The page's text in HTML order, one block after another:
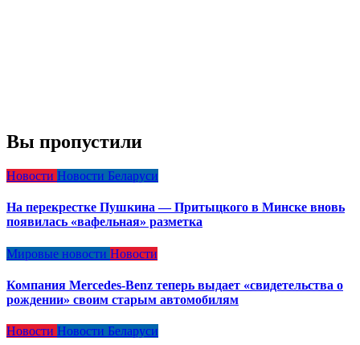
Вы пропустили
Новости Новости Беларуси
На перекрестке Пушкина — Притыцкого в Минске вновь
появилась «вафельная» разметка
Мировые новости Новости
Компания Mercedes-Benz теперь выдает «свидетельства о
рождении» своим старым автомобилям
Новости Новости Беларуси